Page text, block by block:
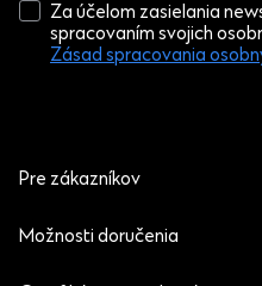
Za účelom zasielania
spracovaním svojich
Zásad spracovania
Pre zákazníkov
Možnosti doručenia